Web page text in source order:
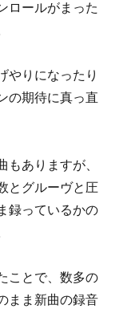
ロールがまった
やりになったり
の期待に真っ直
ありますが、
とグルーヴと圧
録っているかの
ことで、数多の
まま新曲の録音